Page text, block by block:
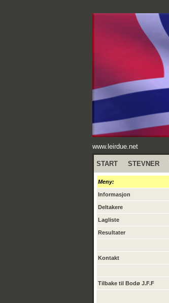
www.leirdue.net
START STEVNER
Meny:
Informasjon
Deltakere
Lagliste
Resultater
Kontakt
Tilbake til Bodø J.F.F